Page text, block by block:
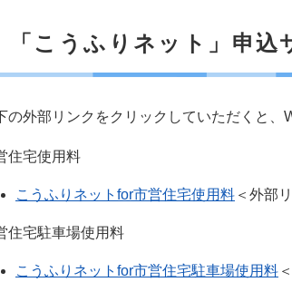
「こうふりネット」申込
の外部リンクをクリックしていただくと、
住宅使用料
こうふりネットfor市営住宅使用料 ＜外部
住宅駐車場使用料
こうふりネットfor市営住宅駐車場使用料